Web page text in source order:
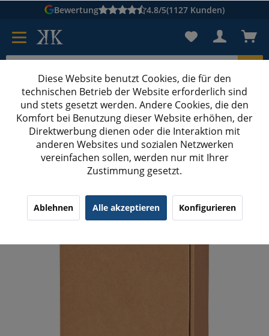
Bewertung 4.8/5(1127 Kunden)
Karton suchen
Kartons bedruckenKartons nach Maß
Wein-Geschenkbox glatt & ohne Motiv
360x250x90 mm 3er Präsentkarton Natur
(9)4.33/5.00
Diese Website benutzt Cookies, die für den
technischen Betrieb der Website erforderlich sind
und stets gesetzt werden. Andere Cookies, die den
Komfort bei Benutzung dieser Website erhöhen, der
Direktwerbung dienen oder die Interaktion mit
anderen Websites und sozialen Netzwerken
vereinfachen sollen, werden nur mit Ihrer
Zustimmung gesetzt.
Ablehnen Alle akzeptieren Konfigurieren